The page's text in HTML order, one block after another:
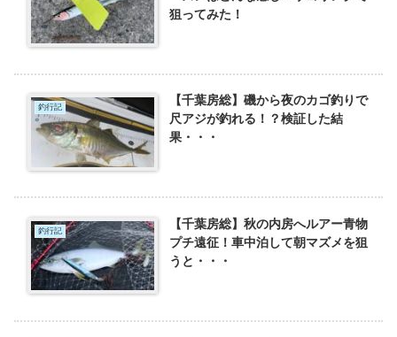
狙ってみた！
釣行記
【千葉房総】磯から夜のカゴ釣りで
尺アジが釣れる！？検証した結
果・・・
釣行記
【千葉房総】秋の内房へルアー青物
プチ遠征！車中泊して朝マズメを狙
うと・・・